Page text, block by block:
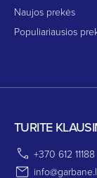
Naujos prekės
Populiariausios
TURITE
+370 612 11188